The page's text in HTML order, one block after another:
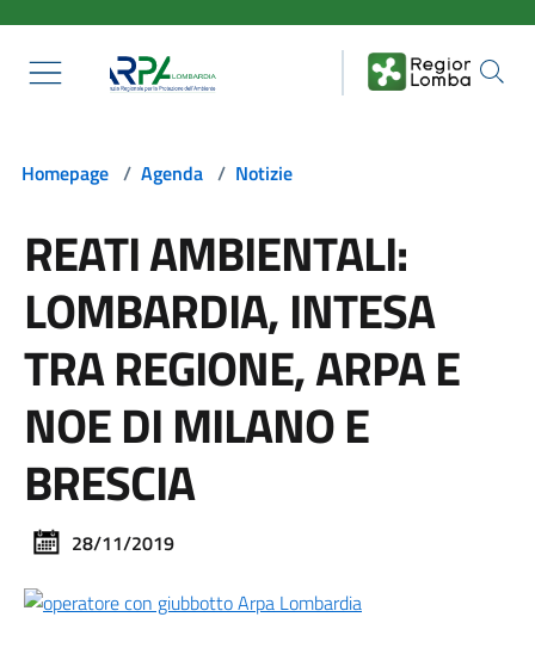
Homepage / Agenda / Notizie
REATI AMBIENTALI:
LOMBARDIA, INTESA
TRA REGIONE, ARPA E
NOE DI MILANO E
BRESCIA
28/11/2019